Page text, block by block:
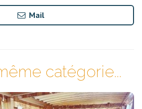
Mail
catégorie...